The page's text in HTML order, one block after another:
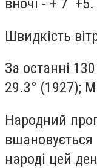
вночі - + 7 +5.
Швидкість
За останні
29.3° (1927);
Народний
вшановується
народі цей